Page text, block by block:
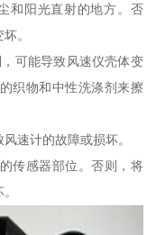
和阳光直射的地方。否
。
可能导致风速仪壳体变
织物和中性洗涤剂来擦
速计的故障或损坏。
传感器部位。否则，将